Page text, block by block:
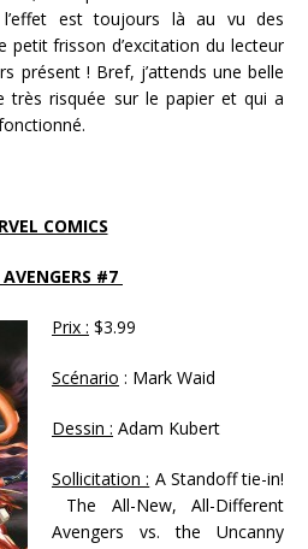
est toujours là au vu des
petit frisson d’excitation du lecteur
présent ! Bref, j’attends une belle
très risquée sur le papier et qui a
COMICS
#7
Prix : $3.99
Scénario : Mark Waid
Dessin : Adam Kubert
Sollicitation : A Standoff tie-in!
The All-New, All-Different
Avengers vs. the Uncanny